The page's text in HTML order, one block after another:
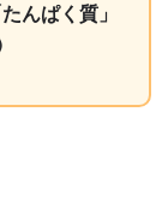
んぱく質」